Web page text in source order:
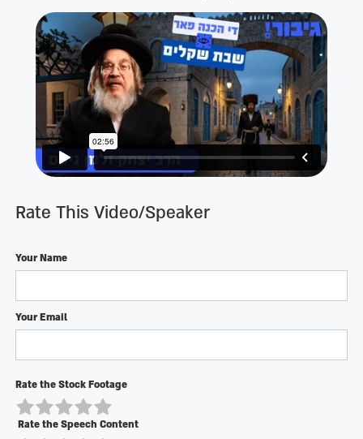
Rate This Video/Speaker
Your Name
Your Email
Rate the Stock Footage
Rate the Speech Content